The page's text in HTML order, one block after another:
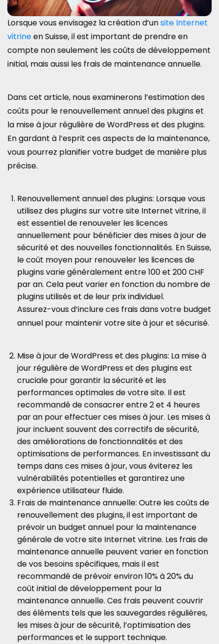
Lorsque vous envisagez la création d’unsite Internet
vitrineen Suisse, il est important de prendre en
compte non seulement les coûts de développement
initial, mais aussi les frais de maintenance annuelle.
Dans cet article, nous examinerons l’estimation des
coûts pour le renouvellement annuel des plugins et
la mise à jour régulière de WordPress et des plugins.
En gardant à l’esprit ces aspects de la maintenance,
vous pourrez planifier votre budget de manière plus
précise.
Renouvellement annuel des plugins: Lorsque vous
utilisez des plugins sur votre site Internet vitrine, il
est essentiel de renouveler les licences
annuellement pour bénéficier des mises à jour de
sécurité et des nouvelles fonctionnalités. En Suisse,
le coût moyen pour renouveler les licences de
plugins varie généralement entre 100 et 200 CHF
par an. Cela peut varier en fonction du nombre de
plugins utilisés et de leur prix individuel.
Assurez-vous d’inclure ces frais dans votre budget
annuel pour maintenir votre site à jour et sécurisé.
Mise à jour de WordPress et des plugins: La mise à
jour régulière de WordPress et des plugins est
cruciale pour garantir la sécurité et les
performances optimales de votre site. Il est
recommandé de consacrer entre 2 et 4 heures
par an pour effectuer ces mises à jour. Les mises à
jour incluent souvent des correctifs de sécurité,
des améliorations de fonctionnalités et des
optimisations de performances. En investissant du
temps dans ces mises à jour, vous éviterez les
vulnérabilités potentielles et garantirez une
expérience utilisateur fluide.
Frais de maintenance annuelle: Outre les coûts de
renouvellement des plugins, il est important de
prévoir un budget annuel pour la maintenance
générale de votre site Internet vitrine. Les frais de
maintenance annuelle peuvent varier en fonction
de vos besoins spécifiques, mais il est
recommandé de prévoir environ 10% à 20% du
coût initial de développement pour la
maintenance annuelle. Ces frais peuvent couvrir
des éléments tels que les sauvegardes régulières,
les mises à jour de sécurité, l’optimisation des
performances et le support technique.